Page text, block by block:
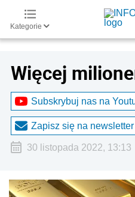
Kategorie
Więcej
Subskrybuj nas na
Zapisz się na newsletter
30 listopada 2022, 13:13